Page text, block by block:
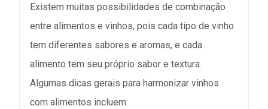
Existem muitas possibilidades de combinação
entre alimentos e vinhos, pois cada tipo de vinho
tem diferentes sabores e aromas, e cada
alimento tem seu próprio sabor e textura.
Algumas dicas gerais para harmonizar vinhos
com alimentos incluem: